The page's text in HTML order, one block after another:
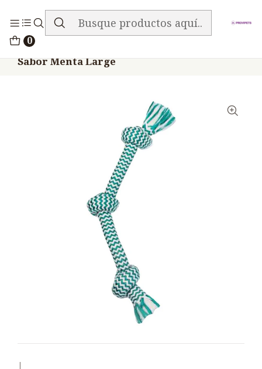
0
ENVIO GRATIS EN TODA LA TIENDA
Sabor Menta Large